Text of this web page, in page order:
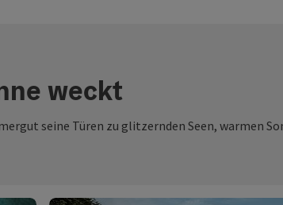
weckt
seine Türen zu glitzernden Seen, warmen